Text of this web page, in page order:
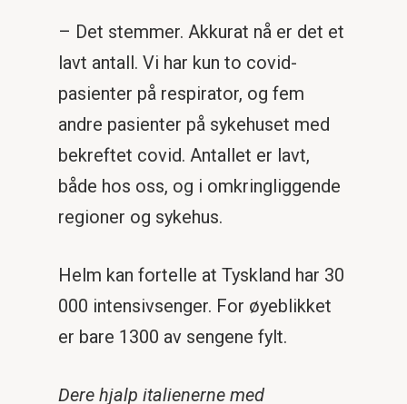
– Det stemmer. Akkurat nå er det et
lavt antall. Vi har kun to covid-
pasienter på respirator, og fem
andre pasienter på sykehuset med
bekreftet covid. Antallet er lavt,
både hos oss, og i omkringliggende
regioner og sykehus.
Helm kan fortelle at Tyskland har 30
000 intensivsenger. For øyeblikket
er bare 1300 av sengene fylt.
Dere hjalp italienerne med